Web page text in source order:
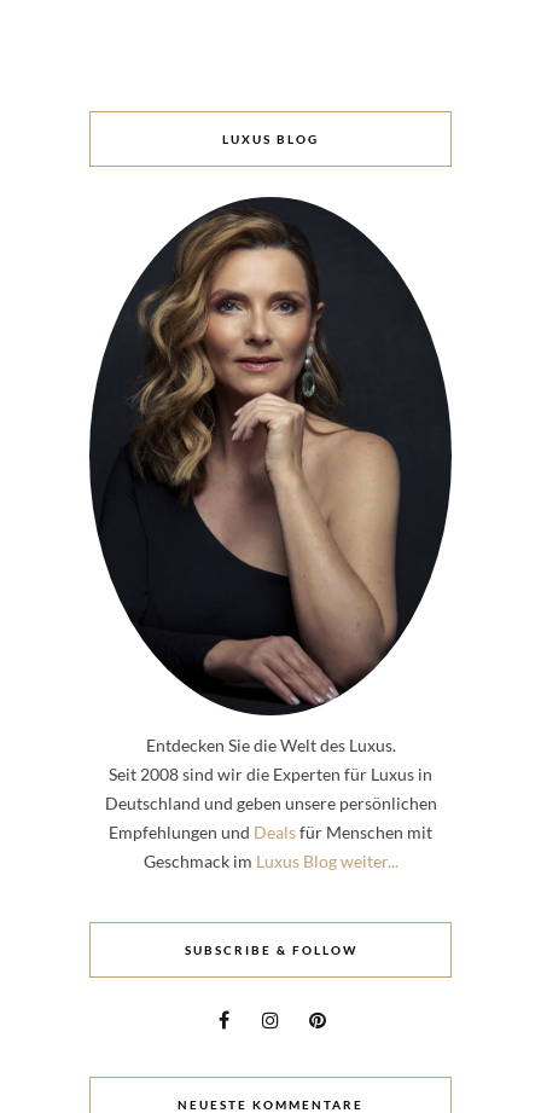
LUXUS BLOG
Entdecken Sie die Welt des Luxus.
Seit 2008 sind wir die Experten für Luxus in
Deutschland und geben unsere persönlichen
Empfehlungen und Dealsfür Menschen mit
Geschmack im Luxus Blog weiter...
SUBSCRIBE & FOLLOW
NEUESTE KOMMENTARE